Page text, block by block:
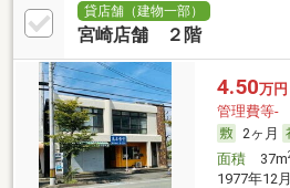
貸店舗（建物一部）
宮崎店舗 ２階
4.50万円
管理費等-
2ヶ月
面積37m
1977年12